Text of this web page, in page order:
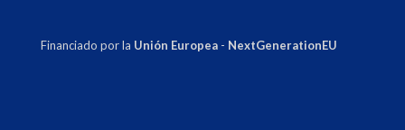
Financiado por la Unión Europea - NextGenerationEU